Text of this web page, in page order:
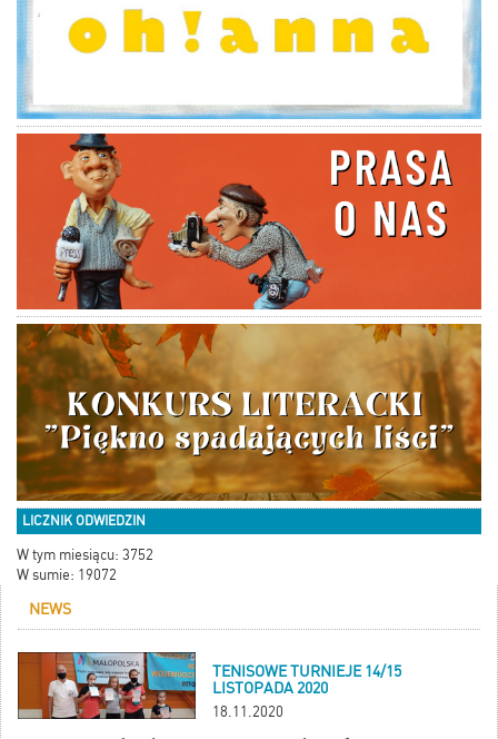
LICZNIK ODWIEDZIN
W tym miesiącu: 3752
W sumie: 19072
NEWS
TENISOWE TURNIEJE 14/15
LISTOPADA 2020
18.11.2020